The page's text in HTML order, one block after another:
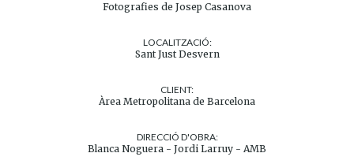
Fotografies de Josep Casanova
LOCALITZACIÓ:
Sant Just Desvern
CLIENT:
Àrea Metropolitana de Barcelona
DIRECCIÓ D'OBRA:
Blanca Noguera - Jordi Larruy - AMB